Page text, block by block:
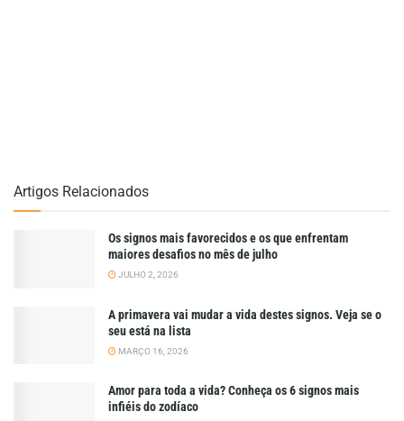
Artigos Relacionados
Os signos mais favorecidos e os que enfrentam
maiores desafios no mês de julho
JULHO 2, 2026
A primavera vai mudar a vida destes signos. Veja se o
seu está na lista
MARÇO 16, 2026
Amor para toda a vida? Conheça os 6 signos mais
infiéis do zodíaco